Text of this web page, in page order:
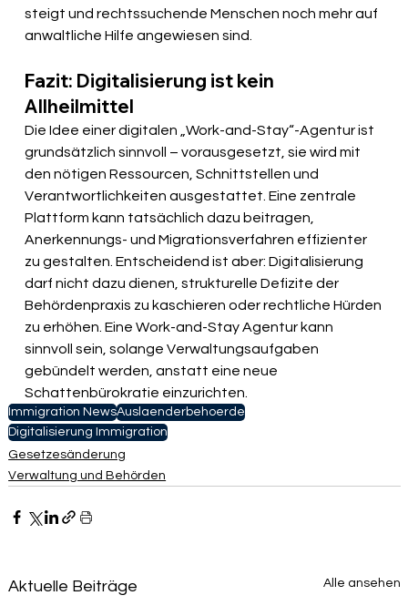
steigt und rechtssuchende Menschen noch mehr auf
anwaltliche Hilfe angewiesen sind.
Fazit: Digitalisierung ist kein
Allheilmittel
Die Idee einer digitalen „Work-and-Stay“-Agentur ist
grundsätzlich sinnvoll – vorausgesetzt, sie wird mit
den nötigen Ressourcen, Schnittstellen und
Verantwortlichkeiten ausgestattet. Eine zentrale
Plattform kann tatsächlich dazu beitragen,
Anerkennungs- und Migrationsverfahren effizienter
zu gestalten. Entscheidend ist aber: Digitalisierung
darf nicht dazu dienen, strukturelle Defizite der
Behördenpraxis zu kaschieren oder rechtliche Hürden
zu erhöhen. Eine Work-and-Stay Agentur kann
sinnvoll sein, solange Verwaltungsaufgaben
gebündelt werden, anstatt eine neue
Schattenbürokratie einzurichten.
Immigration NewsAuslaenderbehoerde
Digitalisierung Immigration
Gesetzesänderung
Verwaltung und Behörden
Aktuelle Beiträge Alle ansehen